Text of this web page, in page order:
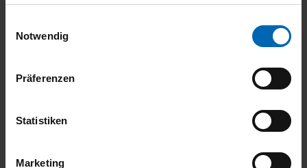
Notwendig
Präferenzen
Statistiken
Marketing
Spurverlassenswarnung, Steuerung Getriebetyp, TeleServices,
Warndreieck, Wir unterbreiten Ihnen gerne ein auf Sie
BMW-Bank. Fahrzeug Inzahlungnahme auf Anfrage möglich.
Bei Fragen kontaktieren Sie einfach unser kompetentes
Verkaufsteam. Irrtum und Zwischenverkauf vorbehalten! ,
Irrtümer und Zwischenverkauf vorbehalten